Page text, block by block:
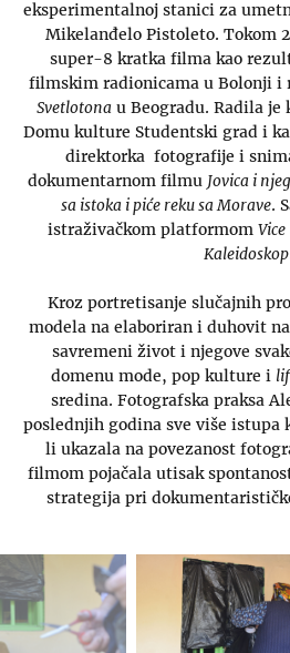
eksperimentalnoj stanici za
Mikelanđelo Pistoleto. Tokom
super-8 kratka filma kao
filmskim radionicama u Bolonji i
Svetlotonau Beogradu. Radila je
Domu kulture Studentski grad i
direktorka fotografije i
dokumentarnom filmu Jovica i
sa istoka i piće reku sa Morave.
istraživačkom platformom Vice
Kaleidoskop
Kroz portretisanje slučajnih
modela na elaboriran i duhovit
savremeni život i njegove
domenu mode, pop kulture i
sredina. Fotografska praksa
poslednjih godina sve više istupa
li ukazala na povezanost
filmom pojačala utisak
strategija pri